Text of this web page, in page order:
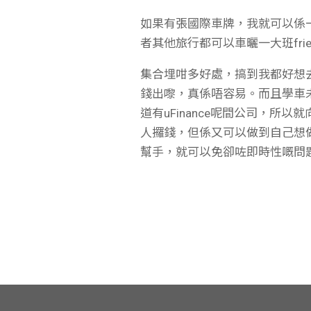
如果有張國際車牌，我就可以
者其他旅行都可以車曬一大班
集合埋咁多好處，搞到我都好
錢出嚟，真係唔容易。而且學
道有uFinance呢間公司，所以
人攞錢，但係又可以做到自己
幫手，就可以免卻咗即時性嘅